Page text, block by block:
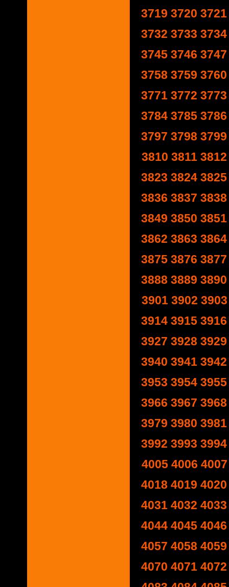
3719 3720 3721
3732 3733 3734
3745 3746 3747
3758 3759 3760
3771 3772 3773
3784 3785 3786
3797 3798 3799
3810 3811 3812
3823 3824 3825
3836 3837 3838
3849 3850 3851
3862 3863 3864
3875 3876 3877
3888 3889 3890
3901 3902 3903
3914 3915 3916
3927 3928 3929
3940 3941 3942
3953 3954 3955
3966 3967 3968
3979 3980 3981
3992 3993 3994
4005 4006 4007
4018 4019 4020
4031 4032 4033
4044 4045 4046
4057 4058 4059
4070 4071 4072